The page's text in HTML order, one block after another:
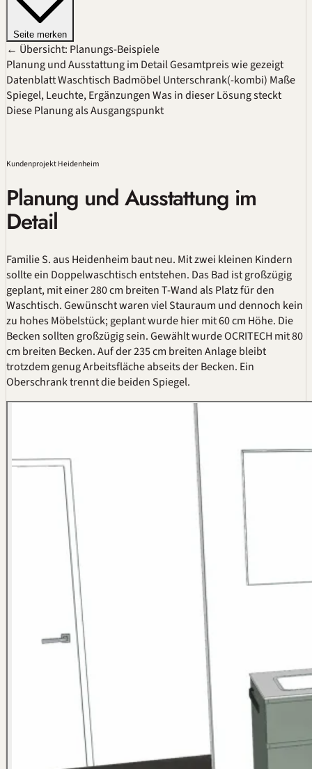
Seite merken
← Übersicht: Planungs-Beispiele
Planung und Ausstattung im DetailGesamtpreis wie gezeigt
DatenblattWaschtisch BadmöbelUnterschrank(-kombi) Maße
Spiegel, Leuchte, ErgänzungenWas in dieser Lösung steckt
Diese Planung als Ausgangspunkt
Kundenprojekt Heidenheim
Planung und Ausstattung im
Detail
Familie S. aus Heidenheim baut neu. Mit zwei kleinen Kindern
sollte ein Doppelwaschtisch entstehen. Das Bad ist großzügig
geplant, mit einer 280 cm breiten T-Wand als Platz für den
Waschtisch. Gewünscht waren viel Stauraum und dennoch kein
zu hohes Möbelstück; geplant wurde hier mit 60 cm Höhe. Die
Becken sollten großzügig sein. Gewählt wurde OCRITECH mit 80
cm breiten Becken. Auf der 235 cm breiten Anlage bleibt
trotzdem genug Arbeitsfläche abseits der Becken. Ein
Oberschrank trennt die beiden Spiegel.